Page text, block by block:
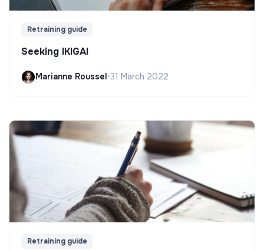
Retraining guide
Seeking IKIGAI
Marianne Roussel •31 March 2022
Retraining guide